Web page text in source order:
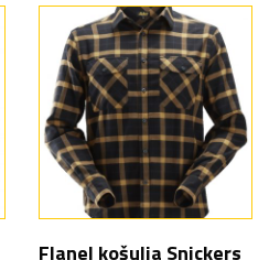
Flanel košulja Snickers